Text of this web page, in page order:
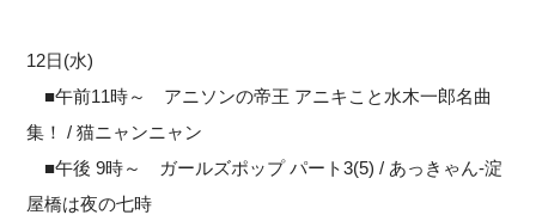
12日(水)
■午前11時～ アニソンの帝王 アニキこと水木一郎名曲
集！ / 猫ニャンニャン
■午後 9時～ ガールズポップ パート3(5) / あっきゃん-淀
屋橋は夜の七時